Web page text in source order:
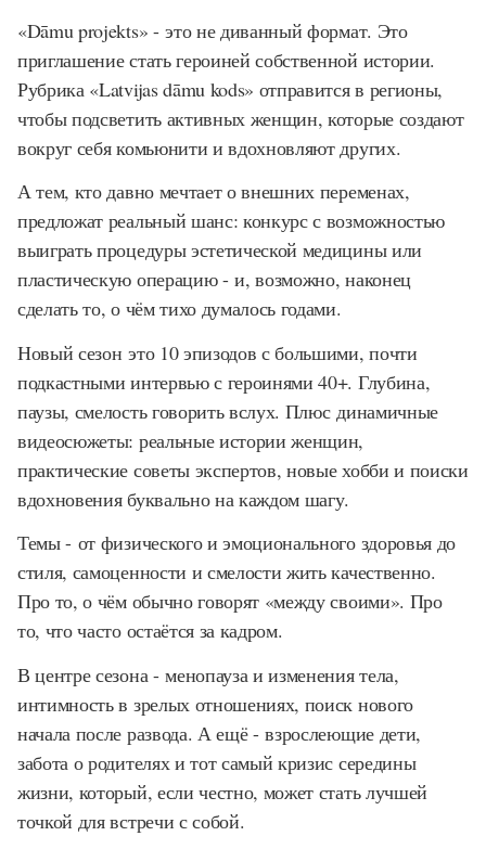
«Dāmu projekts» - это не диванный формат. Это
приглашение стать героиней собственной истории.
Рубрика «Latvijas dāmu kods» отправится в регионы,
чтобы подсветить активных женщин, которые создают
вокруг себя комьюнити и вдохновляют других.
А тем, кто давно мечтает о внешних переменах,
предложат реальный шанс: конкурс с возможностью
выиграть процедуры эстетической медицины или
пластическую операцию - и, возможно, наконец
сделать то, о чём тихо думалось годами.
Новый сезон это 10 эпизодов с большими, почти
подкастными интервью с героинями 40+. Глубина,
паузы, смелость говорить вслух. Плюс динамичные
видеосюжеты: реальные истории женщин,
практические советы экспертов, новые хобби и поиски
вдохновения буквально на каждом шагу.
Темы - от физического и эмоционального здоровья до
стиля, самоценности и смелости жить качественно.
Про то, о чём обычно говорят «между своими». Про
то, что часто остаётся за кадром.
В центре сезона - менопауза и изменения тела,
интимность в зрелых отношениях, поиск нового
начала после развода. А ещё - взрослеющие дети,
забота о родителях и тот самый кризис середины
жизни, который, если честно, может стать лучшей
точкой для встречи с собой.